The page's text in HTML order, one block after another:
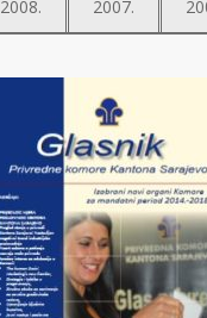
2008. 2007.